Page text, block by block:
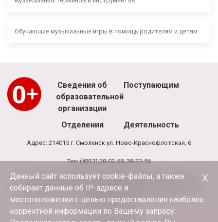
Обучающие музыкальные игры в помощь родителям и детям
Сведения об
образовательной
организации
Поступающим
Отделения Деятельность
Адрес: 214015 г. Смоленск ул. Ново-Краснофлотская, 6
Тел: (4812) 38-03-58, 38-32-56
Режим работы школы: 8.00 - 20.00, выходной - воскресенье
Режим работы администрации и бухгалтерии школы: 9.00-17.30,
обед 13.00-13.30
E-mail: terciya3@mail.ru
Данный сайт использует cookie-файлы, а также
собирает данные об IP-адресе и
местоположении с целью предоставления наиболее
корректной информации по Вашему запросу.
Х